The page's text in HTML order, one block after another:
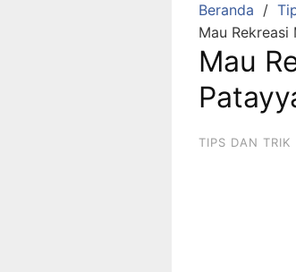
Beranda
Mau Rekreasi
Mau
TIPS DAN TRIK